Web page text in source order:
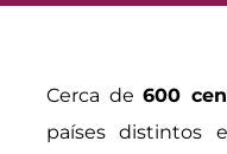
Cerca de600
países distintos